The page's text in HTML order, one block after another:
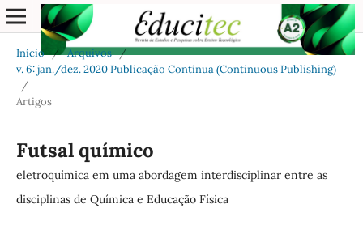
Início / Arquivos /
v. 6: jan./dez. 2020 Publicação Contínua (Continuous Publishing)
/
Artigos
Futsal químico
eletroquímica em uma abordagem interdisciplinar entre as
disciplinas de Química e Educação Física